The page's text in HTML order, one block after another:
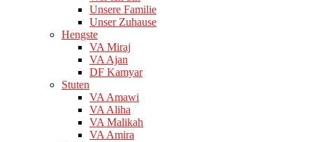
Unsere Familie
Unser Zuhause
Hengste
VA Miraj
VA Ajan
DF Kamyar
Stuten
VA Amawi
VA Aliha
VA Malikah
VA Amira